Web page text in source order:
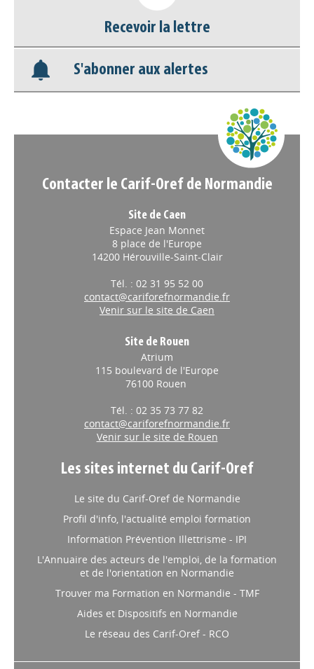
Base documentaire
Nos veilles Scoop.it
Recevoir la lettre
S'abonner aux alertes
Contacter le Carif-Oref de Normandie
Site de Caen
Espace Jean Monnet
8 place de l'Europe
14200 Hérouville-Saint-Clair
Tél. : 02 31 95 52 00
contact@cariforefnormandie.fr
Venir sur le site de Caen
Site de Rouen
Atrium
115 boulevard de l'Europe
76100 Rouen
Tél. : 02 35 73 77 82
contact@cariforefnormandie.fr
Venir sur le site de Rouen
Les sites internet du Carif-Oref
Le site du Carif-Oref de Normandie
Profil d'info, l'actualité emploi formation
Information Prévention Illettrisme - IPI
L'Annuaire des acteurs de l'emploi, de la formation
et de l'orientation en Normandie
Trouver ma Formation en Normandie - TMF
Aides et Dispositifs en Normandie
Le réseau des Carif-Oref - RCO